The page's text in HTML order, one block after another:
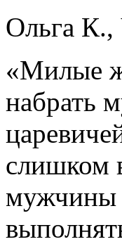
Ольга К.,
«Милые
набрать
слишком
мужчины